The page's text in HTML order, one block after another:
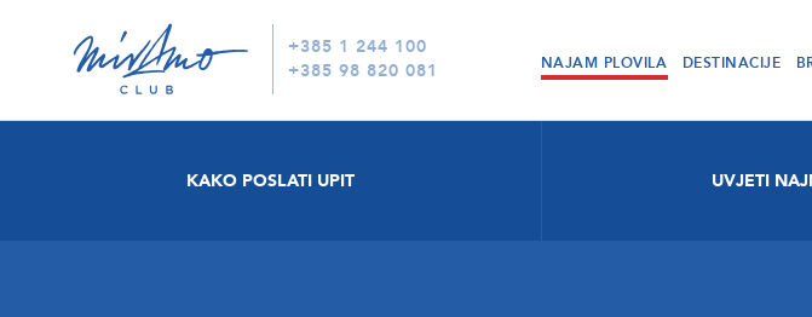
+385 1 244 100
+385 98 820 081
NAJAM PLOVILA DESTINACIJE
KAKO POSLATI UPIT UVJETI